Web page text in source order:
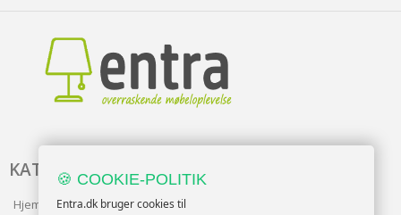
KATALOG
Hjem & Have
🍪 COOKIE-POLITIK
Entra.dk bruger cookies til